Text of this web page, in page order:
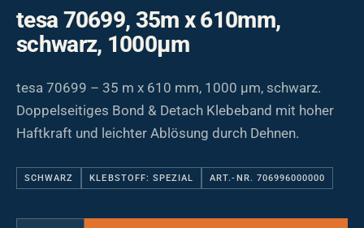
tesa 70699, 35m x 610mm,
schwarz, 1000µm
tesa 70699 – 35 m x 610 mm, 1000 µm, schwarz.
Doppelseitiges Bond & Detach Klebeband mit hoher
Haftkraft und leichter Ablösung durch Dehnen.
SCHWARZ KLEBSTOFF: SPEZIAL ART.-NR. 706996000000